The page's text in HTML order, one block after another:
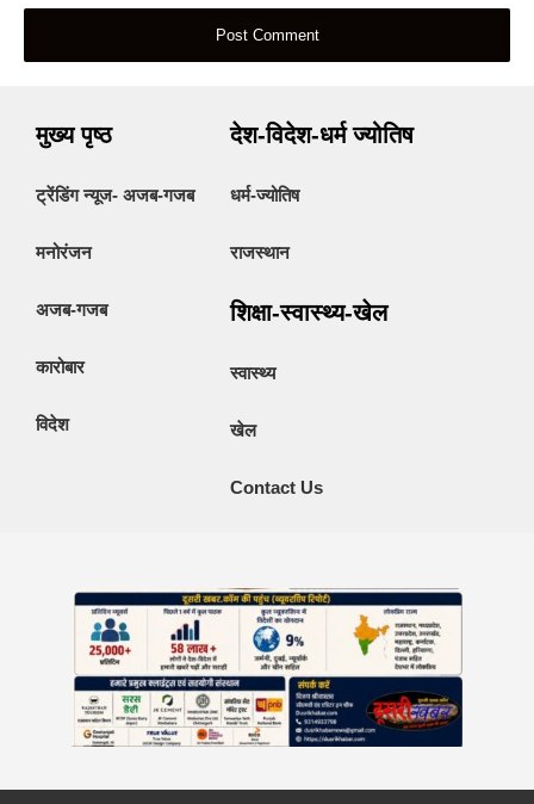
मुख्य पृष्ठ
ट्रेंडिंग न्यूज- अजब-गजब
मनोरंजन
अजब-गजब
कारोबार
विदेश
देश-विदेश-धर्म ज्योतिष
धर्म-ज्योतिष
राजस्थान
शिक्षा-स्वास्थ्य-खेल
स्वास्थ्य
खेल
Contact Us